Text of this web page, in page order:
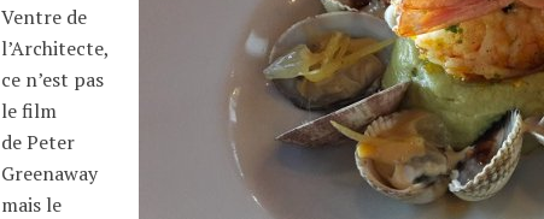
Ventre de
l’Architecte,
ce n’est pas
le film
de Peter
Greenaway
mais le